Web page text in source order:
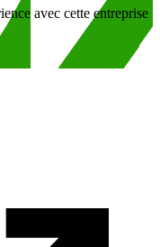
avec cette entreprise